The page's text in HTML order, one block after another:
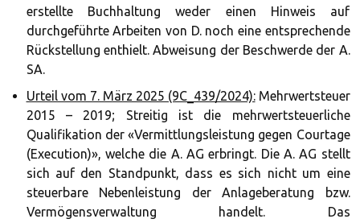
erstellte Buchhaltung weder einen Hinweis auf
durchgeführte Arbeiten von D. noch eine entsprechende
Rückstellung enthielt. Abweisung der Beschwerde der A.
SA.
Urteil vom 7. März 2025 (9C_439/2024):Mehrwertsteuer
2015 – 2019; Streitig ist die mehrwertsteuerliche
Qualifikation der «Vermittlungsleistung gegen Courtage
(Execution)», welche die A. AG erbringt. Die A. AG stellt
sich auf den Standpunkt, dass es sich nicht um eine
steuerbare Nebenleistung der Anlageberatung bzw.
Vermögensverwaltung handelt. Das